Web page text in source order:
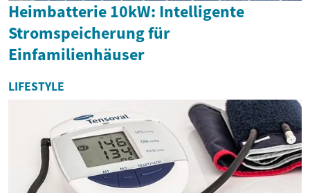
Heimbatterie 10kW: Intelligente
Stromspeicherung für
Einfamilienhäuser
LIFESTYLE